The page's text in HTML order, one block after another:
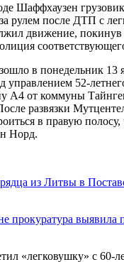
Шаффхаузен
рулем после ДТП с
движение, покинув
в понедельник 13
управлением 52-
А4 от коммуны
развязки
в правую
Норд.
из Литвы в
прокуратура выявила
«легковушку» с 60-